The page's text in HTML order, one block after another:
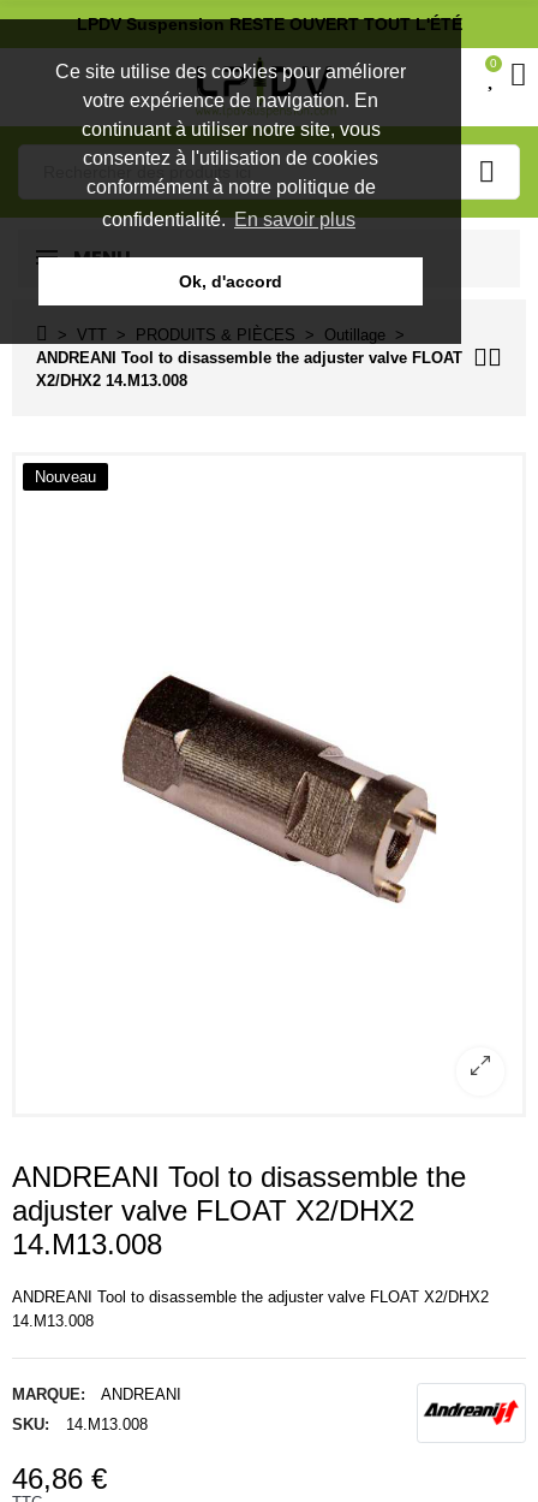
Ce site utilise des cookies pour améliorer
votre expérience de navigation. En
continuant à utiliser notre site, vous
consentez à l'utilisation de cookies
conformément à notre politique de
confidentialité.En savoir plus
Ok, d'accord
LPDV Suspension RESTE OUVERT TOUT L'ÉTÉ
0
MENU
VTT PRODUITS & PIÈCES
Outillage
ANDREANI Tool to disassemble the adjuster valve FLOAT
X2/DHX2 14.M13.008
Nouveau
ANDREANI Tool to disassemble the
adjuster valve FLOAT X2/DHX2
14.M13.008
ANDREANI Tool to disassemble the adjuster valve FLOAT X2/DHX2
14.M13.008
MARQUE:
ANDREANI
SKU:
14.M13.008
46,86 €